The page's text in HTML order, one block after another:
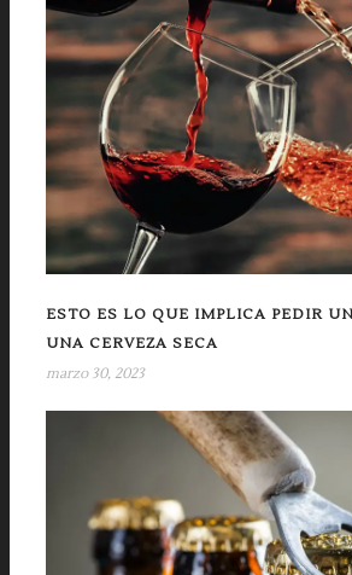
ESTO ES LO QUE IMPLICA PEDIR
UNA CERVEZA SECA
marzo 30, 2023